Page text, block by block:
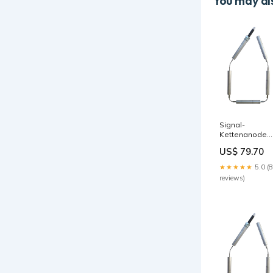
Signal-
Kettenanode
Stiebel-Eltron
SB402 S HC 70
US$ 79.70
★★★★★ 5.0 (8
reviews)